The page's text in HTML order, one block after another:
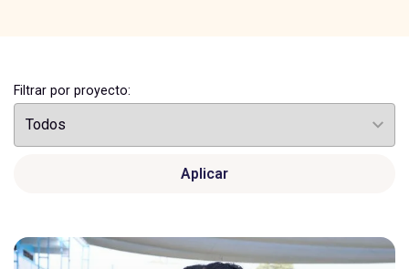
Filtrar por proyecto:
Aplicar